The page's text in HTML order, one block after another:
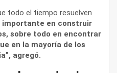
todo el tiempo resuelven
importante en construir
sobre todo en encontrar
en la mayoría de los
agregó.